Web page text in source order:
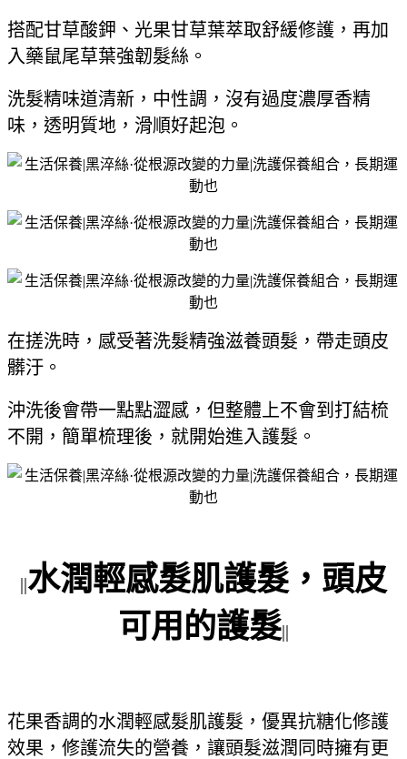
搭配甘草酸鉀、光果甘草葉萃取舒緩修護，再加
入藥鼠尾草葉強韌髮絲。
洗髮精味道清新，中性調，沒有過度濃厚香精
味，透明質地，滑順好起泡。
在搓洗時，感受著洗髮精強滋養頭髮，帶走頭皮
髒汙。
沖洗後會帶一點點澀感，但整體上不會到打結梳
不開，簡單梳理後，就開始進入護髮。
||水潤輕感髮肌護髮， 頭皮
可用的護髮||
花果香調的水潤輕感髮肌護髮，優異抗糖化修護
效果，修護流失的營養，讓頭髮滋潤同時擁有更